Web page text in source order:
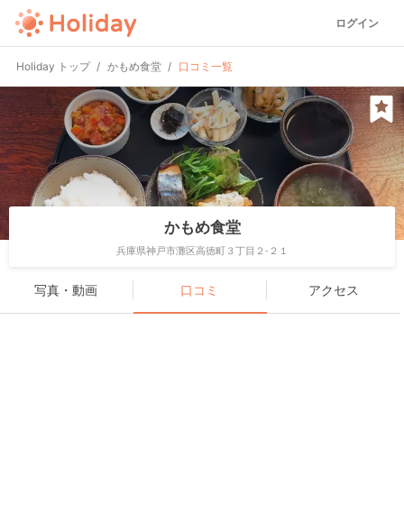
ログイン
Holiday トップ かもめ食堂 口コミ一覧
かもめ食堂
兵庫県神戸市灘区高徳町３丁目２-２１
写真・動画 口コミ アクセス